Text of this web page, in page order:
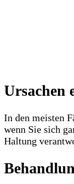
Ursachen
In den meisten
wenn Sie sich
Haltung